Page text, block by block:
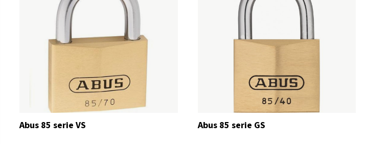
Abus 85 serie VS Abus 85 serie GS